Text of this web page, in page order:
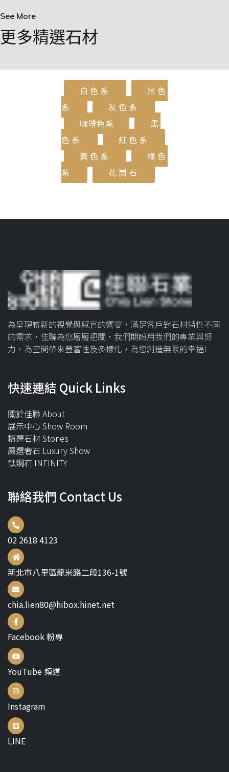
See More
更多精選石材
白色系
米色
系
灰色系
咖啡色系
黑
色系
紅色系
黃色系
綠色
系
花崗石
為呈現嶄新的視覺與感官的響宴，滿足客戶對石材特性不同
的需求，佳聯為您層層把關，我們期盼用我們的專業與努
力，為空間帶來豐富性及多樣化，為您創造無限的幸福!
快速連結 Quick Links
關於佳聯 About
展示中心 Show Room
精選石材 Stones
嚴選奢石 Luxury Show
鈦鋼石 INFINITY
聯絡我們 Contact Us
02 2618 4123
新北市八里區龍米路二段136-1號
chia.lien80@hibox.hinet.net
Facebook 粉專
YouTube 頻道
Instagram
LINE